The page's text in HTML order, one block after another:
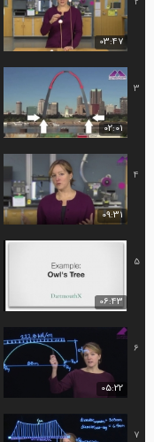
03:47
3
02:01
4
09:31
5
06:43
6
05:22
7